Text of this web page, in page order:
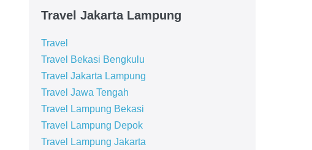
Travel Jakarta Lampung
Travel
Travel Bekasi Bengkulu
Travel Jakarta Lampung
Travel Jawa Tengah
Travel Lampung Bekasi
Travel Lampung Depok
Travel Lampung Jakarta